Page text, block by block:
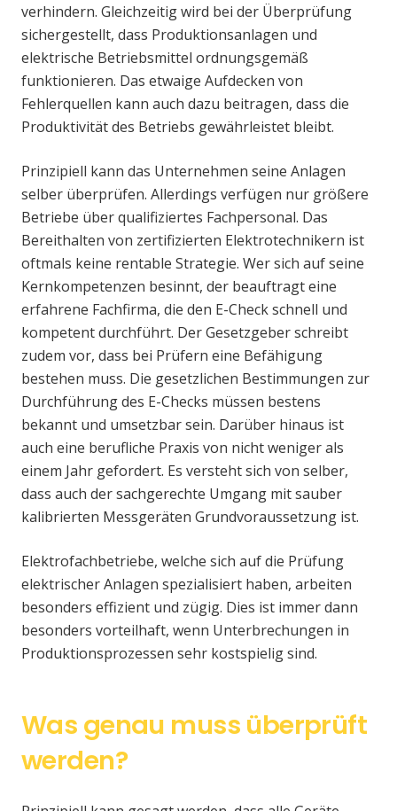
verhindern. Gleichzeitig wird bei der Überprüfung
sichergestellt, dass Produktionsanlagen und
elektrische Betriebsmittel ordnungsgemäß
funktionieren. Das etwaige Aufdecken von
Fehlerquellen kann auch dazu beitragen, dass die
Produktivität des Betriebs gewährleistet bleibt.
Prinzipiell kann das Unternehmen seine Anlagen
selber überprüfen. Allerdings verfügen nur größere
Betriebe über qualifiziertes Fachpersonal. Das
Bereithalten von zertifizierten Elektrotechnikern ist
oftmals keine rentable Strategie. Wer sich auf seine
Kernkompetenzen besinnt, der beauftragt eine
erfahrene Fachfirma, die den E-Check schnell und
kompetent durchführt. Der Gesetzgeber schreibt
zudem vor, dass bei Prüfern eine Befähigung
bestehen muss. Die gesetzlichen Bestimmungen zur
Durchführung des E-Checks müssen bestens
bekannt und umsetzbar sein. Darüber hinaus ist
auch eine berufliche Praxis von nicht weniger als
einem Jahr gefordert. Es versteht sich von selber,
dass auch der sachgerechte Umgang mit sauber
kalibrierten Messgeräten Grundvoraussetzung ist.
Elektrofachbetriebe, welche sich auf die Prüfung
elektrischer Anlagen spezialisiert haben, arbeiten
besonders effizient und zügig. Dies ist immer dann
besonders vorteilhaft, wenn Unterbrechungen in
Produktionsprozessen sehr kostspielig sind.
Was genau muss überprüft
werden?